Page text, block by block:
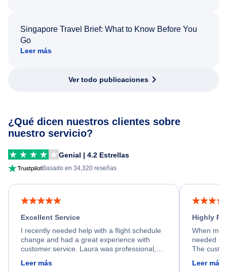
Singapore Travel Brief: What to Know Before You
Go
Leer más
Ver todo publicaciones
¿Qué dicen nuestros clientes sobre
nuestro servicio?
Genial | 4.2 Estrellas
Basado en 34,320 reseñas
Excellent Service
I recently needed help with a flight schedule
change and had a great experience with
customer service. Laura was professional,
friendly, and very helpful throughout the
process. She quickly found a solution and
Leer más
Highly
When my
needed
The
calm,
Leer más